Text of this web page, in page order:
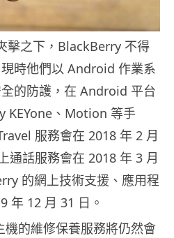
擊之下，BlackBerry 不得
時他們以 Android 作業系
的防護，在 Android 平台
KEYone、Motion 等手
服務會在 2018 年 2 月
通話服務會在 2018 年 3 月
的網上技術支援、應用程
年 12 月 31 日。
的維修保養服務將仍然會